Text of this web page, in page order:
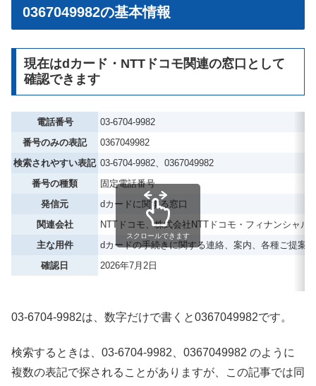
0367049982の基本情報
現在はdカード・NTTドコモ関連の窓口として
確認できます
電話番号
03-6704-9982
番号のみの表記
0367049982
検索されやすい表記 03-6704-9982、0367049982
番号の種類
固定電話番号
発信元
dカードに関する窓口
関連会社
NTTドコモ、株式会社NTTドコモ・フィナンシャル
主な用件
dカードの手続きに関する連絡、案内、各種ご提案
確認日
2026年7月2日
スクロールできます
03-6704-9982は、数字だけで書くと0367049982です。
検索するときは、03-6704-9982、0367049982 のように
複数の表記で探されることがありますが、この記事では同